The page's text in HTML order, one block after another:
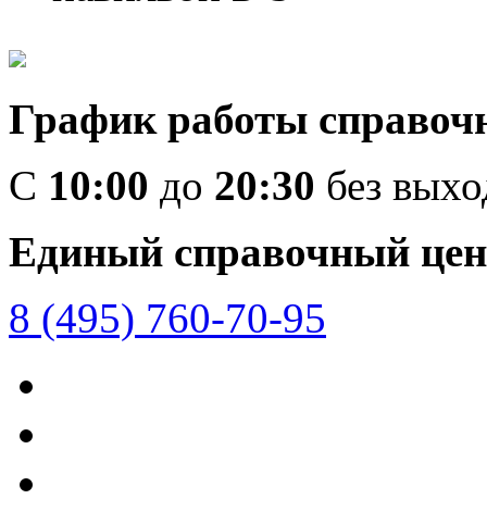
График работы
C 10:00 до 20:30 без
Единый справочный
8 (495) 760-70-95